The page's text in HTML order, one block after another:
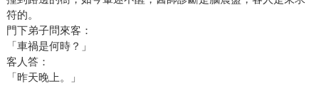
符的。
門下弟子問來客：
「車禍是何時？」
客人答：
「昨天晚上。」